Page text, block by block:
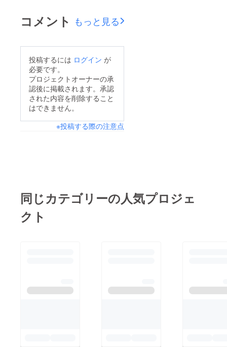
で、オリジナル卓上カ
す！！EJいず展メン
バーが今まで撮影し
た、四季折々の写真と
ともに新生活を送って
いただけたら嬉しいで
す。最後まで皆さん応
援・ご支援のほど、よ
ろしくお願いしま
ございます！残り2日
となってしまいました
ます！！プロジェクト
終了までに120%を達
成した場合、更に写真
集をグレードアップさ
真集】にしたいと思い
に編集してwebページ
にup致します。その
以外へURLを送った
コメント もっと見る
投稿するには ログイン が
必要です。
プロジェクトオーナーの承
認後に掲載されます。承認
された内容を削除すること
はできません。
※投稿する際の注意点
同じカテゴリーの人気プロジェ
クト